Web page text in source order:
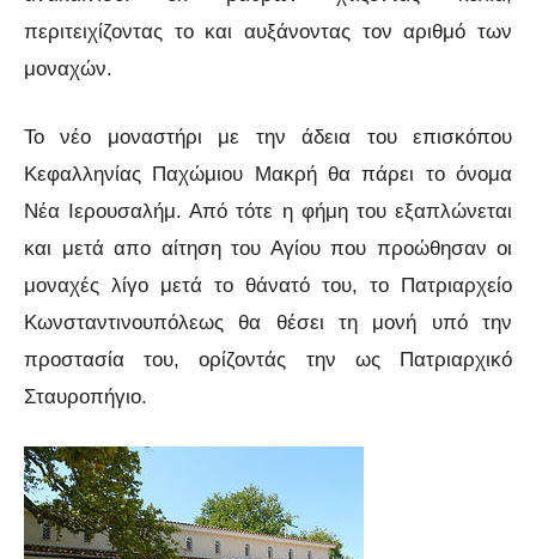
περιτειχίζοντας το και αυξάνοντας τον αριθμό των
μοναχών.
Το νέο μοναστήρι με την άδεια του επισκόπου
Κεφαλληνίας Παχώμιου Μακρή θα πάρει το όνομα
Νέα Ιερουσαλήμ. Από τότε η φήμη του εξαπλώνεται
και μετά απο αίτηση του Αγίου που προώθησαν οι
μοναχές λίγο μετά το θάνατό του, το Πατριαρχείο
Κωνσταντινουπόλεως θα θέσει τη μονή υπό την
προστασία του, ορίζοντάς την ως Πατριαρχικό
Σταυροπήγιο.